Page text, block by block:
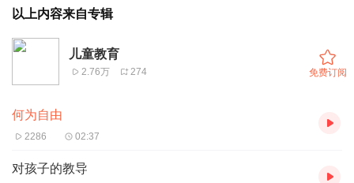
以上内容来自专辑
儿童教育
2.76万 274 免费订阅
何为自由
2286 02:37
对孩子的教导